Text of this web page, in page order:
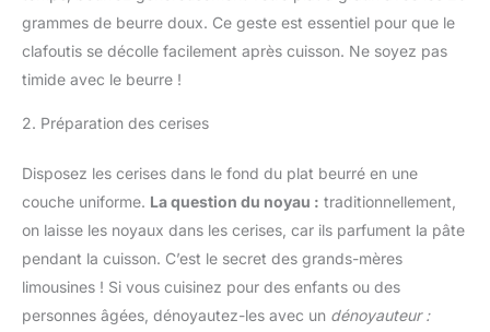
grammes de beurre doux. Ce geste est essentiel pour que le
clafoutis se décolle facilement après cuisson. Ne soyez pas
timide avec le beurre !
2. Préparation des cerises
Disposez les cerises dans le fond du plat beurré en une
couche uniforme. La question du noyau : traditionnellement,
on laisse les noyaux dans les cerises, car ils parfument la pâte
pendant la cuisson. C’est le secret des grands-mères
limousines ! Si vous cuisinez pour des enfants ou des
personnes âgées, dénoyautez-les avec un dénoyauteur :